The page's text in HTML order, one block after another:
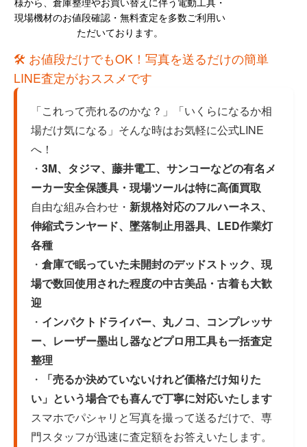
現場機材のお値段確認・無料査定を多数ご利用い
ただいております。
🛠 お値段だけでもOK！写真を送るだけの簡単
LINE査定がおススメです
「これって売れるのかな？」「いくらになるか相
場だけ気になる」そんな時はお気軽に公式LINE
へ！
・ 3M、タジマ、藤井電工、サンコーなどの有名メ
ーカー安全保護具・現場ツールは特に高価買取
自由な組み合わせ・ 新規格対応のフルハーネス、
伸縮式ランヤード、墜落制止用器具、LED作業灯
各種
・ 倉庫で眠っていた未開封のデッドストック、現
場で数回使用された程度の中古美品・古着も大歓
迎
・ インパクトドライバー、丸ノコ、コンプレッサ
ー、レーザー墨出し器などプロ用工具も一括査定
整理
・
「売るか決めていないけれど価格だけ知りた
い」という場合でも喜んで丁寧に対応いたします
スマホでパシャリと写真を撮って送るだけで、専
門スタッフが迅速に査定額をお答えいたします。